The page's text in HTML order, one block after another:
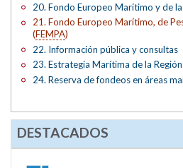
20. Fondo Europeo Marítimo y de la
21. Fondo Europeo Marítimo, de
(FEMPA)
22. Información pública y consultas
23. Estrategia Marítima de la
24. Reserva de fondeos en áreas
DESTACADOS